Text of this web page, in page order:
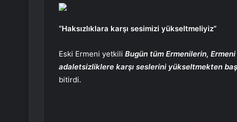
“Haksızlıklara karşı sesimizi yükseltmeliyiz”
Eski Ermeni yetkili Bugün tüm Ermenilerin,
adaletsizliklere karşı seslerini yükseltmekten
bitirdi.